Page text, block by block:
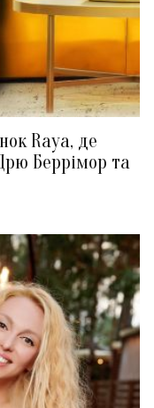
Raya, де
Беррімор та